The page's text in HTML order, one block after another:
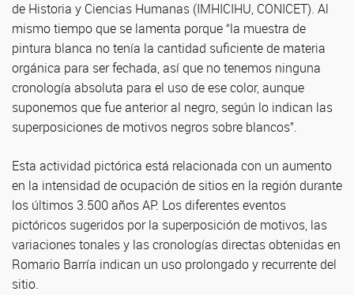
de Historia y Ciencias Humanas (IMHICIHU, CONICET). Al
mismo tiempo que se lamenta porque “la muestra de
pintura blanca no tenía la cantidad suficiente de materia
orgánica para ser fechada, así que no tenemos ninguna
cronología absoluta para el uso de ese color, aunque
suponemos que fue anterior al negro, según lo indican las
superposiciones de motivos negros sobre blancos”.
Esta actividad pictórica está relacionada con un aumento
en la intensidad de ocupación de sitios en la región durante
los últimos 3.500 años AP. Los diferentes eventos
pictóricos sugeridos por la superposición de motivos, las
variaciones tonales y las cronologías directas obtenidas en
Romario Barría indican un uso prolongado y recurrente del
sitio.